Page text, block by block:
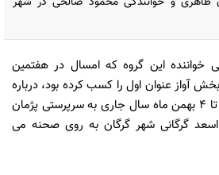
خواننده این گروه که امسال در هفتمین
آواز عنوان اول را کسب کرده بود، درباره
این اجرا گفت: « کنسرت 2 تا 4 بهمن ماه سال جاری به سرپرستی پژمان
اسعد گرگانی شهر گرگان به روی صحنه می